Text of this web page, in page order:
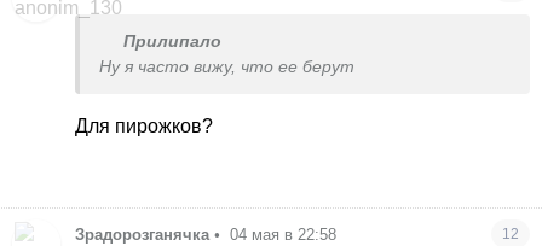
Прилипало
Ну я часто вижу, что ее берут
Для пирожков?
Зрадорозганячка • 04 мая в 22:58 12